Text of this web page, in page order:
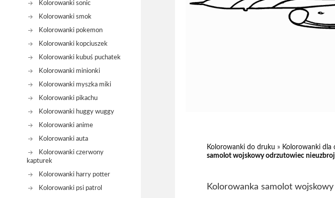
Kolorowanki sonic
Kolorowanki smok
Kolorowanki pokemon
Kolorowanki kopciuszek
Kolorowanki kubuś puchatek
Kolorowanki minionki
Kolorowanki myszka miki
Kolorowanki pikachu
Kolorowanki huggy wuggy
Kolorowanki anime
Kolorowanki auta
Kolorowanki czerwony
kapturek
Kolorowanki harry potter
Kolorowanki psi patrol
Kolorowanki do druku » Kolorowanki dla
samolot wojskowy odrzutowiec
Kolorowanka samolot